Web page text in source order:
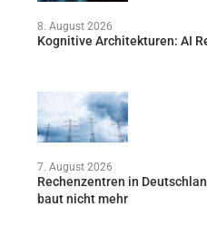
8. August 2026
Kognitive Architekturen: AI
7. August 2026
Rechenzentren in
baut nicht mehr